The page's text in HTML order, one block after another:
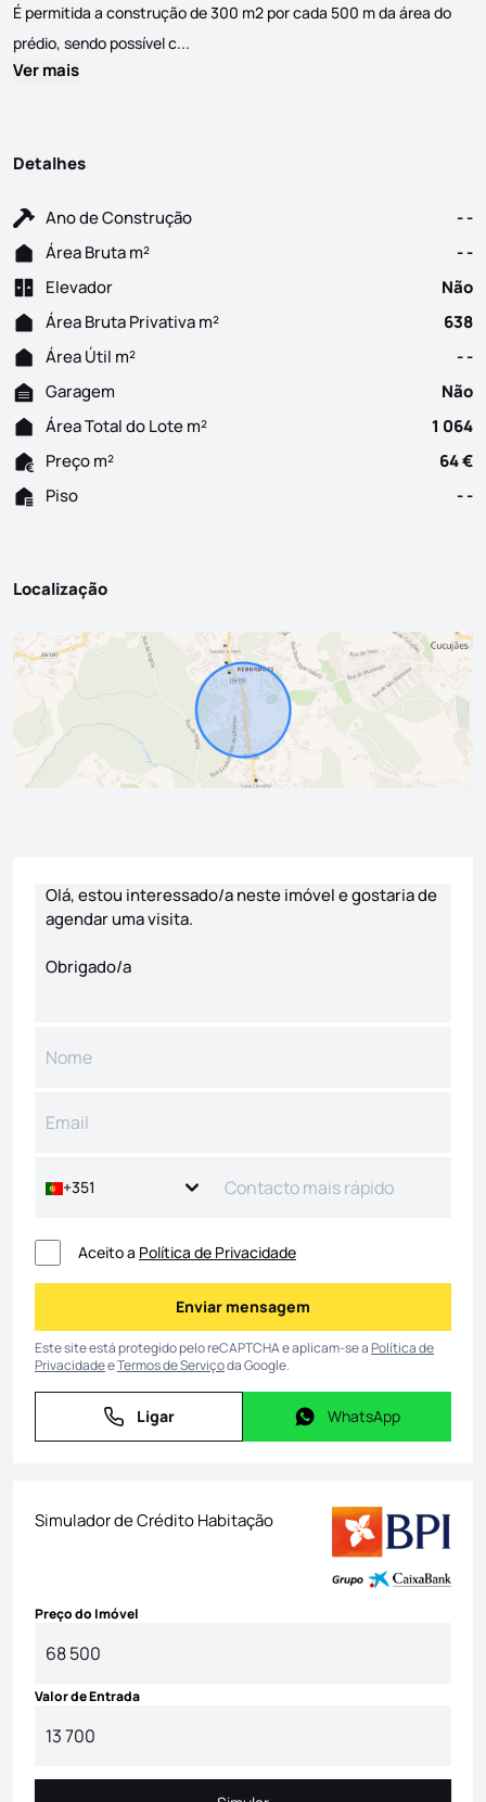
É permitida a construção de 300 m2 por cada 500 m da área do
prédio, sendo possível c...
Ver mais
Detalhes
Ano de Construção
- -
Área Bruta m²
- -
Elevador
Não
Área Bruta Privativa m²
638
Área Útil m²
- -
Garagem
Não
Área Total do Lote m²
1 064
Preço m²
64 €
Piso
- -
Localização
+351
Aceito a Política de Privacidade
Enviar mensagem
Enviar mensagem
Este site está protegido pelo reCAPTCHA e aplicam-se aPolítica de
PrivacidadeeTermos de Serviçoda Google.
Ligar
Ligar WhatsApp
WhatsApp
Simulador de Crédito Habitação
Preço do Imóvel
Valor de Entrada